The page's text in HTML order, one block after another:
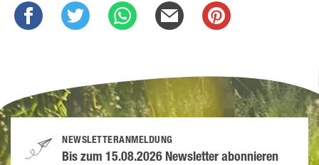
NEWSLETTERANMELDUNG
Bis zum 15.08.2026 Newsletter abonnieren